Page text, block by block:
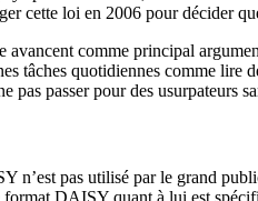
cette loi en 2006 pour décider
avancent comme principal
tâches quotidiennes comme lire
pas passer pour des usurpateurs
n’est pas utilisé par le grand
DAISY quant à lui est